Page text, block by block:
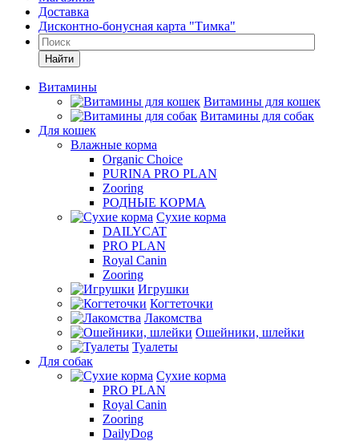
Доставка
Дисконтно-бонусная карта "Тимка"
Найти
Витамины
Витамины для кошек
Витамины для собак
Для кошек
Влажные корма
Organic Choice
PURINA PRO PLAN
Zooring
РОДНЫЕ КОРМА
Сухие корма
DAILYCAT
PRO PLAN
Royal Canin
Zooring
Игрушки
Когтеточки
Лакомства
Ошейники, шлейки
Туалеты
Для собак
Сухие корма
PRO PLAN
Royal Canin
Zooring
DailyDog